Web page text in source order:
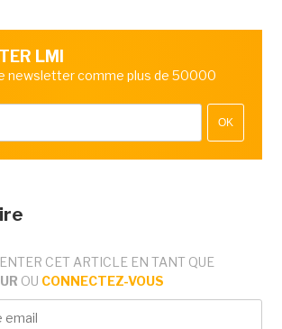
LMI
newsletter comme plus de 50000
OK
CET ARTICLE EN TANT QUE
OU CONNECTEZ-VOUS